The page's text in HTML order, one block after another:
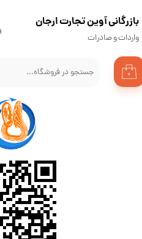
۰
حساب کاربری من
تغییر گذر واژه
سفارشات
​بازرگانی آوین تجارت ارجان
واردات و صادرات